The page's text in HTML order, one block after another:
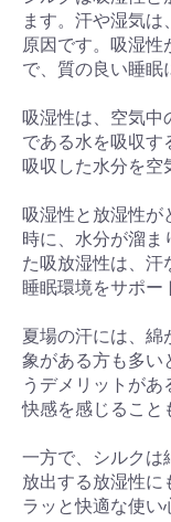
ます。汗や湿気
原因です。吸湿性
で、質の良い睡眠
吸湿性は、空気中
である水を吸収す
吸収した水分を空
吸湿性と放湿性が
時に、水分が溜ま
た吸放湿性は、汗
睡眠環境をサポー
夏場の汗には、綿
象がある方も多い
うデメリットが
快感を感じること
一方で、シルクは
放出する放湿性に
ラッと快適な使い